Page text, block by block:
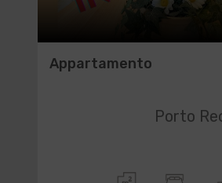
Appartamento
Porto